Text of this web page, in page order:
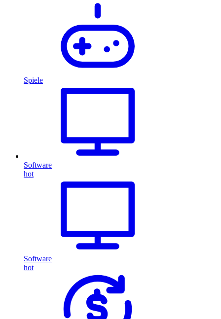
Spiele
Software
hot
Software
hot